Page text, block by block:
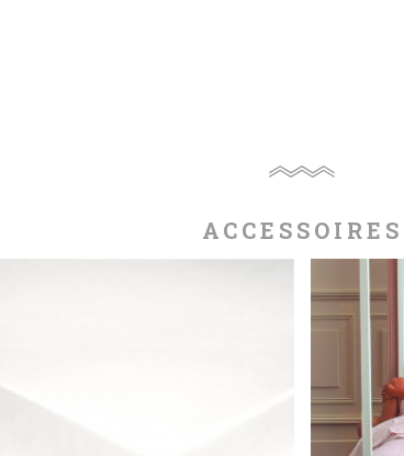
ACCESSOIRES